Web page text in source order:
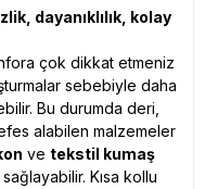
dayanıklılık, kolay
çok dikkat etmeniz
sebebiyle daha
Bu durumda deri,
alabilen malzemeler
ve tekstil kumaş
Kısa kollu